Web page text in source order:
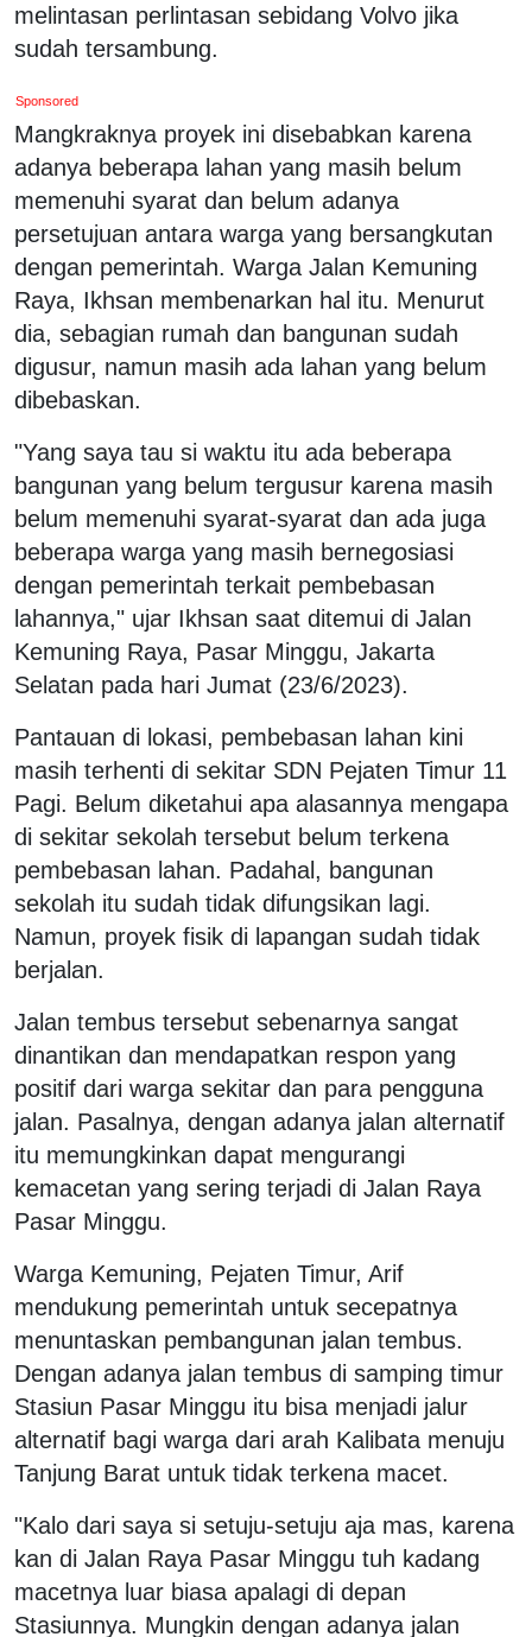
melintasan perlintasan sebidang Volvo jika
sudah tersambung.
Sponsored
Mangkraknya proyek ini disebabkan karena
adanya beberapa lahan yang masih belum
memenuhi syarat dan belum adanya
persetujuan antara warga yang bersangkutan
dengan pemerintah. Warga Jalan Kemuning
Raya, Ikhsan membenarkan hal itu. Menurut
dia, sebagian rumah dan bangunan sudah
digusur, namun masih ada lahan yang belum
dibebaskan.
"Yang saya tau si waktu itu ada beberapa
bangunan yang belum tergusur karena masih
belum memenuhi syarat-syarat dan ada juga
beberapa warga yang masih bernegosiasi
dengan pemerintah terkait pembebasan
lahannya," ujar Ikhsan saat ditemui di Jalan
Kemuning Raya, Pasar Minggu, Jakarta
Selatan pada hari Jumat (23/6/2023).
Pantauan di lokasi, pembebasan lahan kini
masih terhenti di sekitar SDN Pejaten Timur 11
Pagi. Belum diketahui apa alasannya mengapa
di sekitar sekolah tersebut belum terkena
pembebasan lahan. Padahal, bangunan
sekolah itu sudah tidak difungsikan lagi.
Namun, proyek fisik di lapangan sudah tidak
berjalan.
Jalan tembus tersebut sebenarnya sangat
dinantikan dan mendapatkan respon yang
positif dari warga sekitar dan para pengguna
jalan. Pasalnya, dengan adanya jalan alternatif
itu memungkinkan dapat mengurangi
kemacetan yang sering terjadi di Jalan Raya
Pasar Minggu.
Warga Kemuning, Pejaten Timur, Arif
mendukung pemerintah untuk secepatnya
menuntaskan pembangunan jalan tembus.
Dengan adanya jalan tembus di samping timur
Stasiun Pasar Minggu itu bisa menjadi jalur
alternatif bagi warga dari arah Kalibata menuju
Tanjung Barat untuk tidak terkena macet.
"Kalo dari saya si setuju-setuju aja mas, karena
kan di Jalan Raya Pasar Minggu tuh kadang
macetnya luar biasa apalagi di depan
Stasiunnya. Mungkin dengan adanya jalan